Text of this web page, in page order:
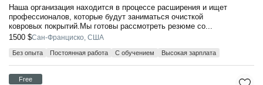
Наша организация находится в процессе расширения и ищет
профессионалов, которые будут заниматься очисткой
ковровых покрытий.Мы готовы рассмотреть резюме со...
1500 $Сан-Франциско, США
Без опыта Постоянная работа С обучением Высокая зарплата
Free